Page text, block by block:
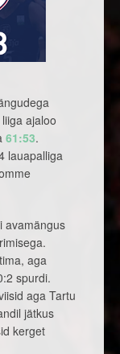
ajaloo
61:53.
lauapalliga
avamängus
aga
spurdi.
aga Tartu
jätkus
kerget